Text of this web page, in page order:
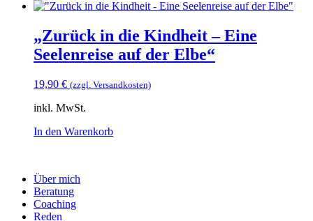
„Zurück in die Kindheit – Eine
Seelenreise auf der Elbe“
19,90 € (zzgl. Versandkosten)
inkl. MwSt.
In den Warenkorb
Über mich
Beratung
Coaching
Reden